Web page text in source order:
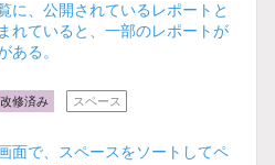
に、公開されているレポートと
れていると、一部のレポートが
ある。
改修済み スペース
面で、スペースをソートしてペ